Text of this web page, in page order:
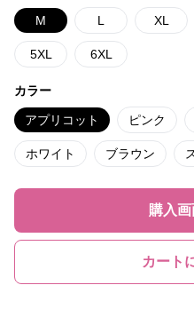
M L XL
5XL 6XL
カラー
アプリコット ピンク
ホワイト ブラウン
購入
カート